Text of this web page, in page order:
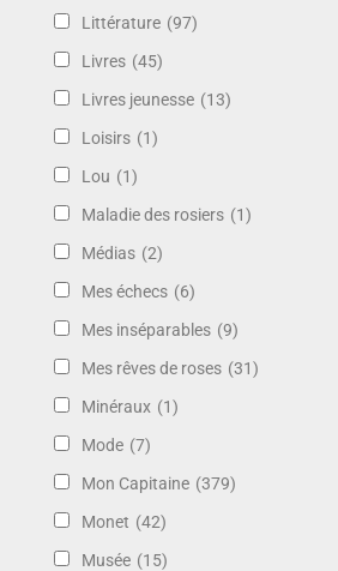
Littérature (97)
Livres (45)
Livres jeunesse (13)
Loisirs (1)
Lou (1)
Maladie des rosiers (1)
Médias (2)
Mes échecs (6)
Mes inséparables (9)
Mes rêves de roses (31)
Minéraux (1)
Mode (7)
Mon Capitaine (379)
Monet (42)
Musée (15)